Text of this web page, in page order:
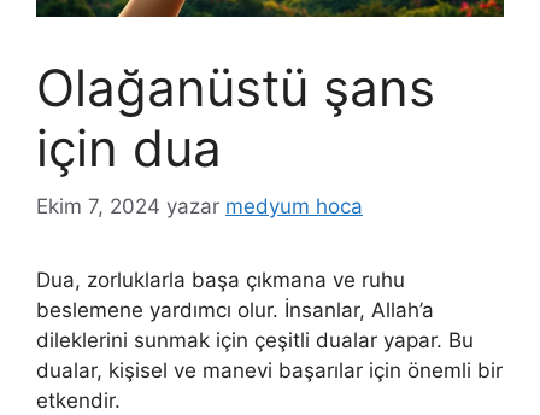
Olağanüstü şans
için dua
Ekim 7, 2024 yazar medyum hoca
Dua, zorluklarla başa çıkmana ve ruhu
beslemene yardımcı olur. İnsanlar, Allah’a
dileklerini sunmak için çeşitli dualar yapar. Bu
dualar, kişisel ve manevi başarılar için önemli bir
etkendir.